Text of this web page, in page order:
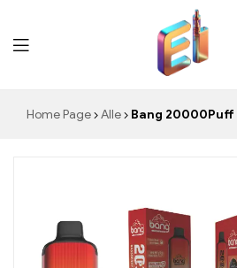
Home Page Alle Bang 20000Puff Einweg-E-Zigarette erleben Sie die perfekte Mischung aus Himbeeren